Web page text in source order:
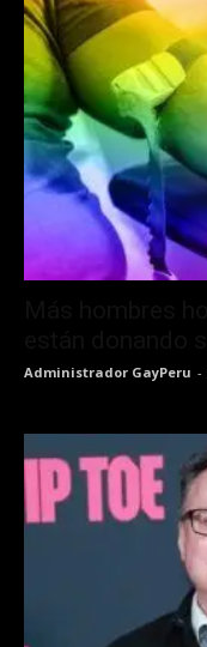
Administrador GayPeru -